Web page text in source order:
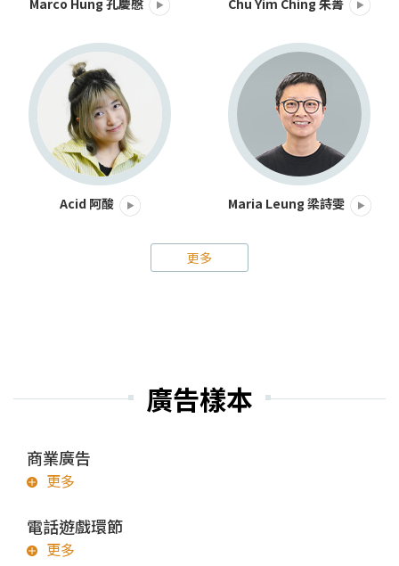
Marco Hung 孔慶慇 Chu Yim Ching 朱菁
Acid 阿酸 Maria Leung 梁詩雯
更多
廣告樣本
商業廣告
更多
電話遊戲環節
更多